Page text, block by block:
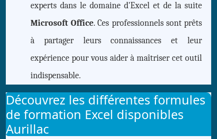
experts dans le domaine d'Excel et de la suite
Microsoft Office. Ces professionnels sont prêts
à partager leurs connaissances et leur
expérience pour vous aider à maîtriser cet outil
indispensable.
Découvrez les différentes formules
de formation Excel disponibles
Aurillac